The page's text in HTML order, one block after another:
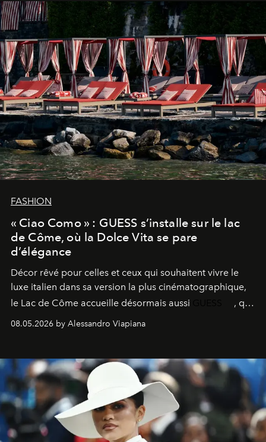
FASHION
« Ciao Como » : GUESS s’installe sur le lac
de Côme, où la Dolce Vita se pare
d’élégance
Décor rêvé pour celles et ceux qui souhaitent vivre le
luxe italien dans sa version la plus cinématographique,
le Lac de Côme accueille désormais aussi
, qui
fragrances. L’une des opérations de style les plus
08.05.2026 by Alessandro Viapiana